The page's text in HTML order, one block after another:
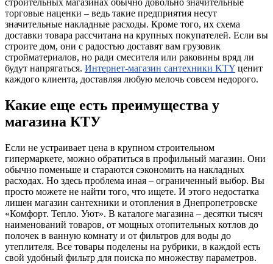
строительных магазинах обычно довольно значительные
торговые наценки – ведь такие предприятия несут
значительные накладные расходы. Кроме того, их схема
доставки товара рассчитана на крупных покупателей. Если вы
строите дом, они с радостью доставят вам грузовик
стройматериалов, но ради смесителя или раковины вряд ли
будут напрягаться. Интернет-магазин сантехники KTY ценит
каждого клиента, доставляя любую мелочь совсем недорого.
Какие еще есть преимущества у
магазина КТУ
Если не устраивает цена в крупном строительном
гипермаркете, можно обратиться в профильный магазин. Они
обычно поменьше и стараются сэкономить на накладных
расходах. Но здесь проблема иная – ограниченный выбор. Вы
просто можете не найти того, что ищете. И этого недостатка
лишен магазин сантехники и отопления в Днепропетровске
«Комфорт. Тепло. Уют». В каталоге магазина – десятки тысяч
наименований товаров, от мощных отопительных котлов до
полочек в ванную комнату и от фильтров для воды до
утеплителя. Все товары поделены на рубрики, в каждой есть
свой удобный фильтр для поиска по множеству параметров.